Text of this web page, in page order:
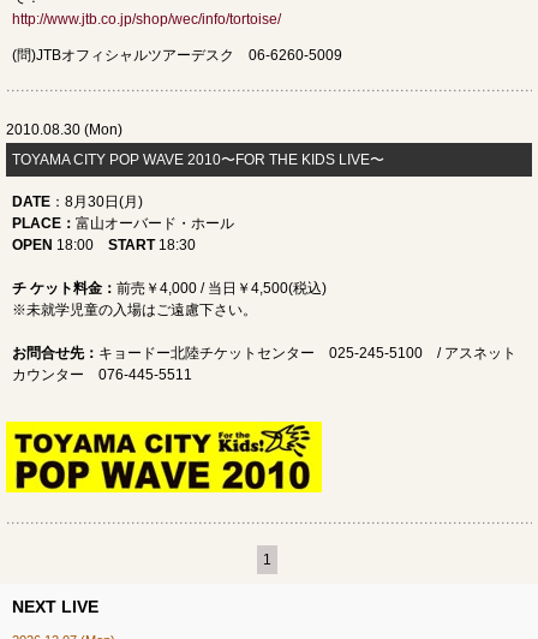
http://www.jtb.co.jp/shop/wec/info/tortoise/
(問)JTBオフィシャルツアーデスク 06-6260-5009
2010.08.30 (Mon)
TOYAMA CITY POP WAVE 2010〜FOR THE KIDS LIVE〜
DATE ：8月30日(月)
PLACE ： 富山オーバード・ホール
OPEN 18:00 START18:30
チ ケット料金： 前売￥4,000 / 当日￥4,500(税込)
※未就学児童の入場はご遠慮下さい。
お問合せ先 ： キョードー北陸チケットセンター 025-245-5100 / アスネット
カウンター 076-445-5511
1
NEXT LIVE